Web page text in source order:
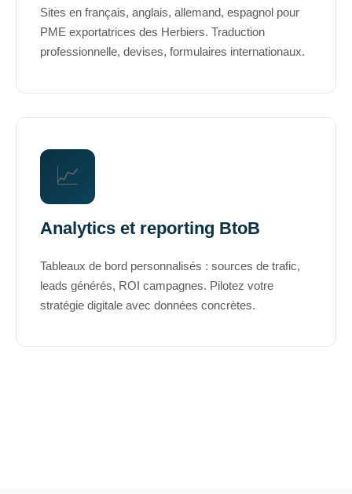
Sites en français, anglais, allemand, espagnol pour
PME exportatrices des Herbiers. Traduction
professionnelle, devises, formulaires internationaux.
📈
Analytics et reporting BtoB
Tableaux de bord personnalisés : sources de trafic,
leads générés, ROI campagnes. Pilotez votre
stratégie digitale avec données concrètes.